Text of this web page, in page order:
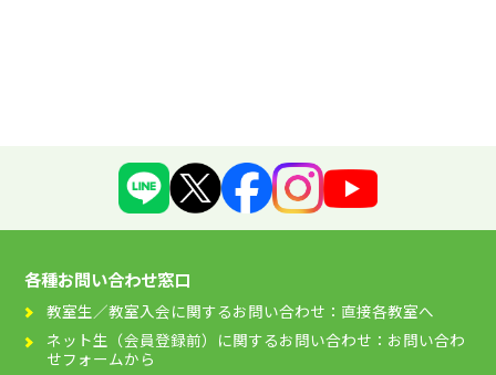
送
り
各種お問い合わせ窓口
教室生／教室入会に関するお問い合わせ：直接各教室へ
ネット生（会員登録前）に関するお問い合わせ：お問い合わ
せフォームから